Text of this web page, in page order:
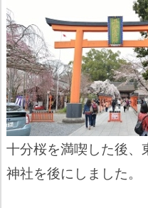
十分桜を満喫した後、
神社を後にしました。